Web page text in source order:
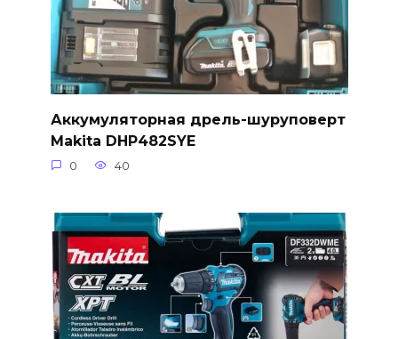
Аккумуляторная дрель-шуруповерт
Makita DHP482SYE
0 40